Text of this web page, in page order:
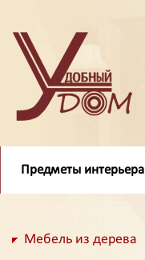
Предметы интерьера
Мебель из дерева